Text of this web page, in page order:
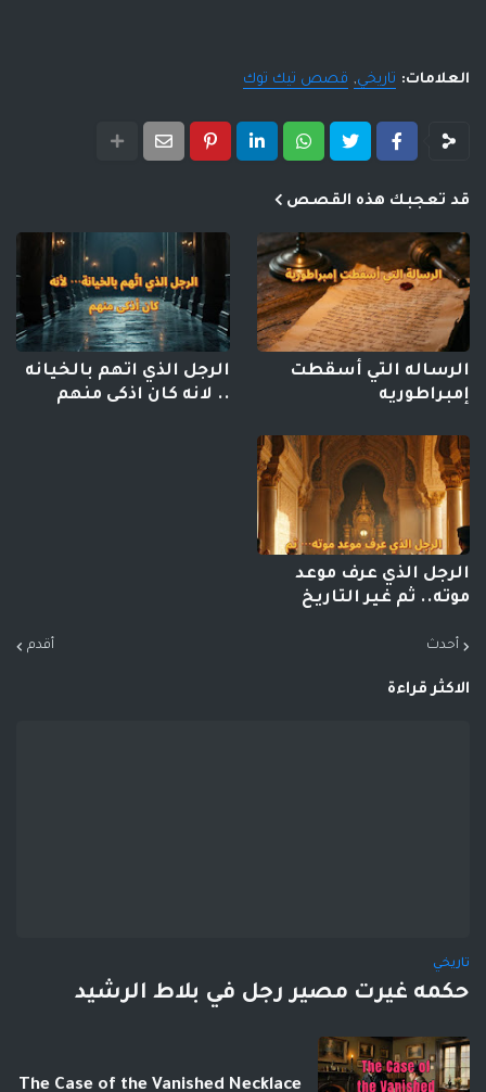
العلامات: تاريخي قصص تيك توك
قد تعجبك هذه القصص
الرساله التي أسقطت
إمبراطوريه
الرجل الذي اتهم بالخيانه
.. لانه كان اذكى منهم
الرجل الذي عرف موعد
موته.. ثم غير التاريخ
أحدث أقدم
الاكثر قراءة
تاريخي
حكمه غيرت مصير رجل في بلاط الرشيد
The Case of the Vanished Necklace